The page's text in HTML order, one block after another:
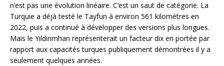
n’est pas une évolution linéaire. C’est un saut de catégorie. La
Turquie a déjà testé le Tayfun à environ 561 kilomètres en
2022, puis a continué à développer des versions plus longues.
Mais le Yıldırımhan représenterait un facteur dix en portée par
rapport aux capacités turques publiquement démontrées il y a
seulement quelques années.